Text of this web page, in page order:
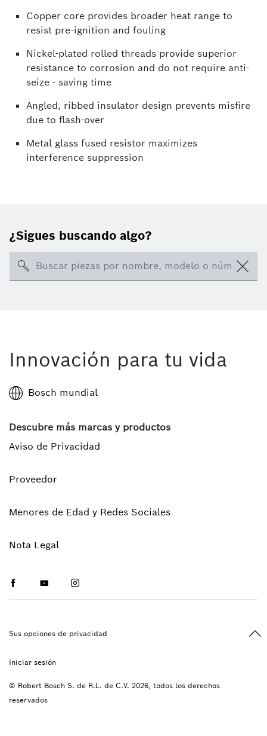
Copper core provides broader heat range to
resist pre-ignition and fouling
Nickel-plated rolled threads provide superior
resistance to corrosion and do not require anti-
seize - saving time
Angled, ribbed insulator design prevents misfire
due to flash-over
Metal glass fused resistor maximizes
interference suppression
¿Sigues buscando algo?
Search
Innovación para tu vida
Bosch mundial
Descubre más marcas y productos
Aviso de Privacidad
Proveedor
Menores de Edad y Redes Sociales
Nota Legal
FacebookYoutubeInstagram
Sus opciones de privacidad
Iniciar sesión
© Robert Bosch S. de R.L. de C.V. 2026, todos los derechos
reservados